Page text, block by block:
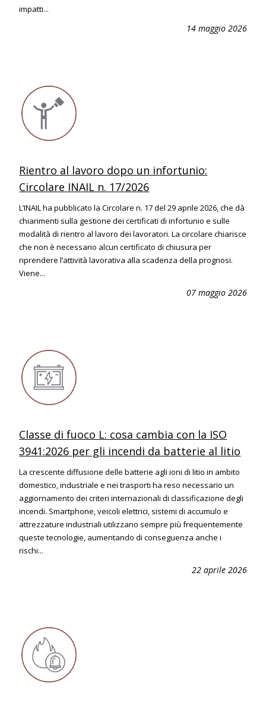
impatti...
14 maggio 2026
Rientro al lavoro dopo un infortunio:
Circolare INAIL n. 17/2026
L’INAIL ha pubblicato la Circolare n. 17 del 29 aprile 2026, che dà
chiarimenti sulla gestione dei certificati di infortunio e sulle
modalità di rientro al lavoro dei lavoratori. La circolare chiarisce
che non è necessario alcun certificato di chiusura per
riprendere l’attività lavorativa alla scadenza della prognosi.
Viene...
07 maggio 2026
Classe di fuoco L: cosa cambia con la ISO
3941:2026 per gli incendi da batterie al litio
La crescente diffusione delle batterie agli ioni di litio in ambito
domestico, industriale e nei trasporti ha reso necessario un
aggiornamento dei criteri internazionali di classificazione degli
incendi. Smartphone, veicoli elettrici, sistemi di accumulo e
attrezzature industriali utilizzano sempre più frequentemente
queste tecnologie, aumentando di conseguenza anche i
rischi...
22 aprile 2026